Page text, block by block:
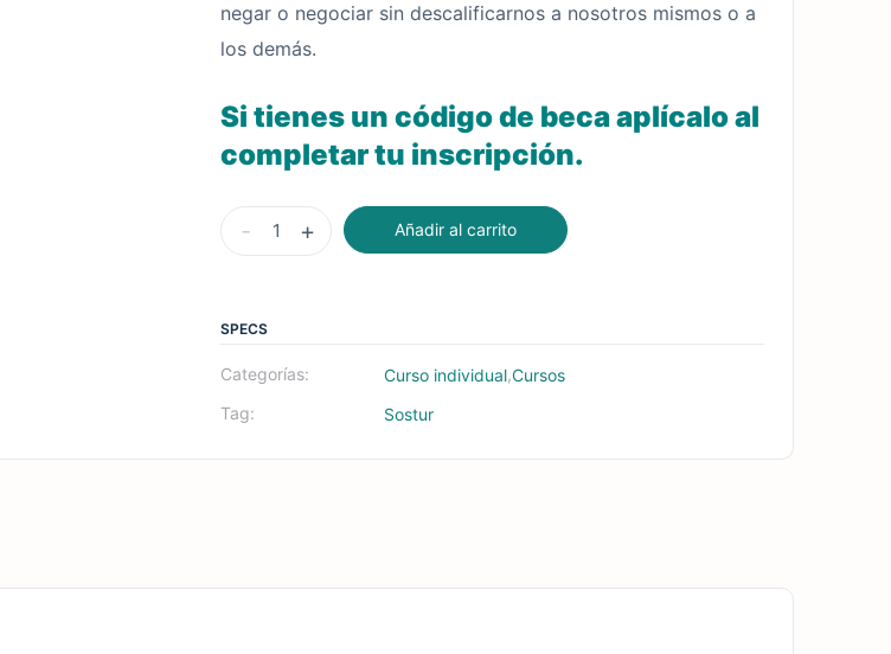
negar o negociar sin descalificarnos a nosotros mismos o a
los demás.
Si tienes un código de beca aplícalo al
completar tu inscripción.
- + Añadir al carrito
SPECS
Categorías: Curso individual,Cursos
Tag:
Sostur